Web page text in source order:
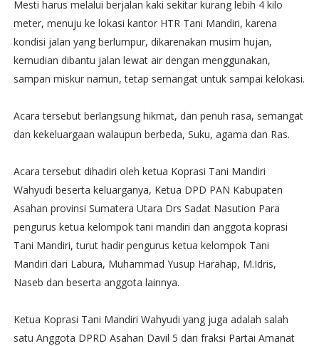
Mesti harus melalui berjalan kaki sekitar kurang lebih 4 kilo
meter, menuju ke lokasi kantor HTR Tani Mandiri, karena
kondisi jalan yang berlumpur, dikarenakan musim hujan,
kemudian dibantu jalan lewat air dengan menggunakan,
sampan miskur namun, tetap semangat untuk sampai kelokasi.
Acara tersebut berlangsung hikmat, dan penuh rasa, semangat
dan kekeluargaan walaupun berbeda, Suku, agama dan Ras.
Acara tersebut dihadiri oleh ketua Koprasi Tani Mandiri
Wahyudi beserta keluarganya, Ketua DPD PAN Kabupaten
Asahan provinsi Sumatera Utara Drs Sadat Nasution Para
pengurus ketua kelompok tani mandiri dan anggota koprasi
Tani Mandiri, turut hadir pengurus ketua kelompok Tani
Mandiri dari Labura, Muhammad Yusup Harahap, M.Idris,
Naseb dan beserta anggota lainnya.
Ketua Koprasi Tani Mandiri Wahyudi yang juga adalah salah
satu Anggota DPRD Asahan Davil 5 dari fraksi Partai Amanat